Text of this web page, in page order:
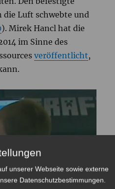
die Luft schwebte und
). Mirek Hancl hat die
im Sinne des
veröffentlicht,
unserer Webseite sowie externe
Datenschutzbestimmungen.